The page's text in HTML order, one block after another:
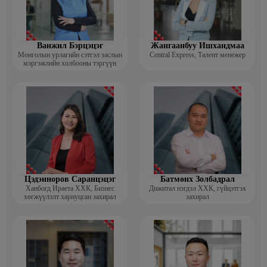
Ванжил Бэрцэцэг
Монголын урлагийн сэтгэл заслын
мэргэжлийн холбооны тэргүүн
Жангаанбуу Ишхандмаа
Central Express, Талент менежер
Цэдэнноров Саранцэцэг
Ханбогд Ираета ХХК, Бизнес
хөгжүүлэлт хариуцсан захирал
Батмөнх Золбадрал
Дижитал нэгдэл ХХК, гүйцэтгэх
захирал